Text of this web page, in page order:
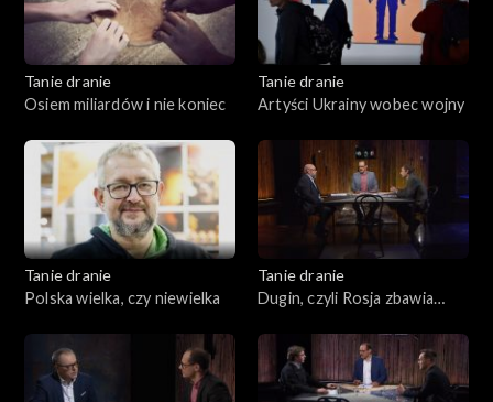
Tanie dranie
Osiem miliardów i nie koniec
Tanie dranie
Artyści Ukrainy wobec wojny
Tanie dranie
Polska wielka, czy niewielka
Tanie dranie
Dugin, czyli Rosja zbawia